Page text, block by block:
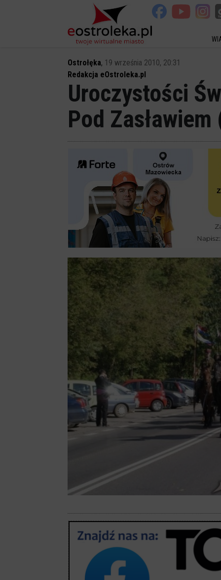
Ostrołęka, 19 września 2010, 20:31
Redakcja eOstroleka.pl
Uroczystości
Pod Zasławiem